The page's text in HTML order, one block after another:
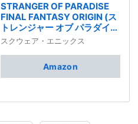
STRANGER OF PARADISE
FINAL FANTASY ORIGIN (ス
トレンジャー オブ パラダイス
ファイナルファンタジー オリ
スクウェア・エニックス
Amazon